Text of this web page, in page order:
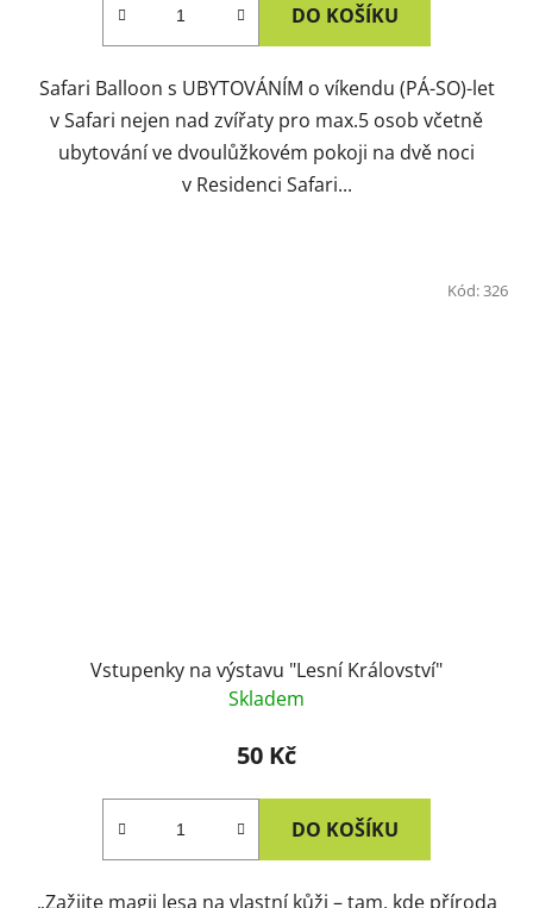
DO KOŠÍKU
Safari Balloon s UBYTOVÁNÍM o víkendu (PÁ-SO)-let
v Safari nejen nad zvířaty pro max.5 osob včetně
ubytování ve dvoulůžkovém pokoji na dvě noci
v Residenci Safari...
Vstupenky na výstavu "Lesní Království"
Skladem
50 Kč
DO KOŠÍKU
„Zažijte magii lesa na vlastní kůži – tam, kde příroda
Kód:326